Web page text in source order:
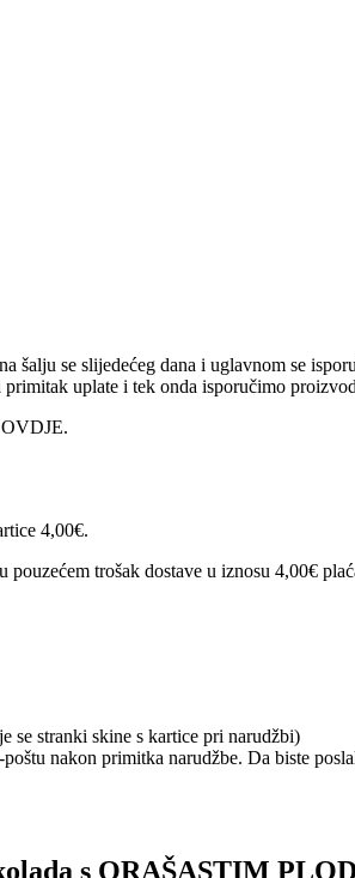
šalju se slijedećeg dana i uglavnom se
uplate i tek onda isporučimo
OVDJE.
4,00€.
trošak dostave u iznosu 4,00€
se stranki skine s kartice pri narudžbi)
nakon primitka narudžbe. Da biste
s ORAŠASTIM